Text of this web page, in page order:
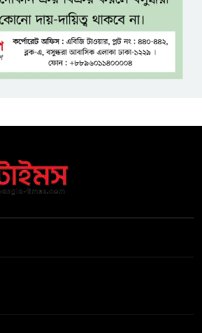
ধলেশ্বরী থেকে অবৈধ বালু উত্তোলন,
হুমকিতে শামসুল হক সেতু
বঙ্গভবনের নতুন বাসিন্দা কি মির্জা
নদীদূষণ রোধে সমন্বিত ও কঠোর
পদক্ষেপের নির্দেশ প্রধানমন্ত্রীর